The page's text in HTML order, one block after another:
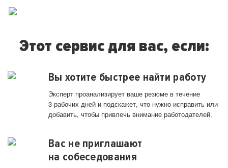
Этот сервис для вас, если:
Вы хотите быстрее найти работу
Эксперт проанализирует ваше резюме в течение
3 рабочих дней и подскажет, что нужно исправить или
добавить, чтобы привлечь внимание работодателей.
Вас не приглашают
на собеседования